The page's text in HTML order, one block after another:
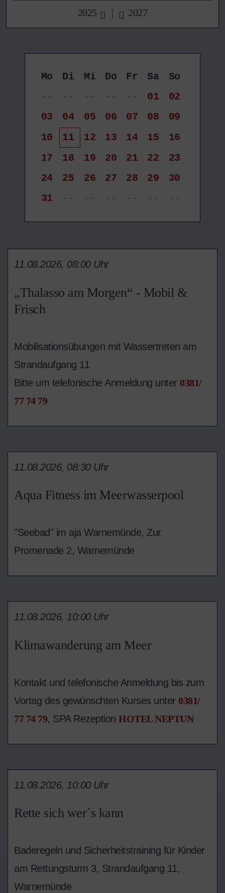
2025 | 2027
Mo Di Mi Do Fr Sa
So
--
-- -- -- -- 01
02
03
04 05 06 07 08
09
10
11 12 13 14 15
16
17
18 19 20 21 22
23
24
25 26 27 28 29
30
31
-- -- -- -- -- --
„Thalasso am Morgen“ - Mobil &
Frisch
11.08.2026, 08:00 Uhr
Mobilisationsübungen mit Wassertreten am
Strandaufgang 11
Bitte um telefonische Anmeldung unter 0381/
77 74 79
Aqua Fitness im Meerwasserpool
11.08.2026, 08:30 Uhr
"Seebad" im aja Warnemünde, Zur
Promenade 2, Warnemünde
Klimawanderung am Meer
11.08.2026, 10:00 Uhr
Kontakt und telefonische Anmeldung bis zum
Vortag des gewünschten Kurses unter 0381/
77 74 79, SPA Rezeption HOTEL NEPTUN
Rette sich wer´s kann
11.08.2026, 10:00 Uhr
Baderegeln und Sicherheitstraining für Kinder
am Rettungsturm 3, Strandaufgang 11,
Warnemünde